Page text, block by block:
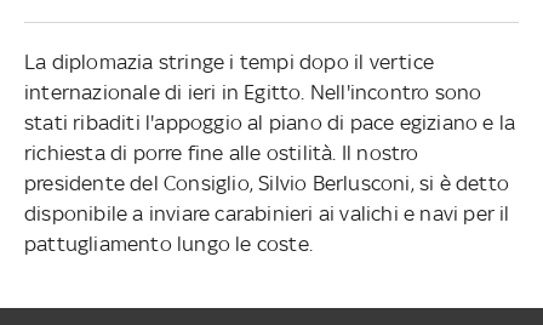
La diplomazia stringe i tempi dopo il vertice
internazionale di ieri in Egitto. Nell'incontro sono
stati ribaditi l'appoggio al piano di pace egiziano e la
richiesta di porre fine alle ostilità. Il nostro
presidente del Consiglio, Silvio Berlusconi, si è detto
disponibile a inviare carabinieri ai valichi e navi per il
pattugliamento lungo le coste.